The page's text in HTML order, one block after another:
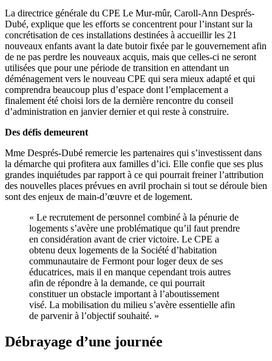
La directrice générale du CPE Le Mur-mûr, Caroll-Ann Després-
Dubé, explique que les efforts se concentrent pour l’instant sur la
concrétisation de ces installations destinées à accueillir les 21
nouveaux enfants avant la date butoir fixée par le gouvernement afin
de ne pas perdre les nouveaux acquis, mais que celles-ci ne seront
utilisées que pour une période de transition en attendant un
déménagement vers le nouveau CPE qui sera mieux adapté et qui
comprendra beaucoup plus d’espace dont l’emplacement a
finalement été choisi lors de la dernière rencontre du conseil
d’administration en janvier dernier et qui reste à construire.
Des défis demeurent
Mme Després-Dubé remercie les partenaires qui s’investissent dans
la démarche qui profitera aux familles d’ici. Elle confie que ses plus
grandes inquiétudes par rapport à ce qui pourrait freiner l’attribution
des nouvelles places prévues en avril prochain si tout se déroule bien
sont des enjeux de main-d’œuvre et de logement.
« Le recrutement de personnel combiné à la pénurie de
logements s’avère une problématique qu’il faut prendre
en considération avant de crier victoire. Le CPE a
obtenu deux logements de la Société d’habitation
communautaire de Fermont pour loger deux de ses
éducatrices, mais il en manque cependant trois autres
afin de répondre à la demande, ce qui pourrait
constituer un obstacle important à l’aboutissement
visé. La mobilisation du milieu s’avère essentielle afin
de parvenir à l’objectif souhaité. »
Débrayage d’une journée